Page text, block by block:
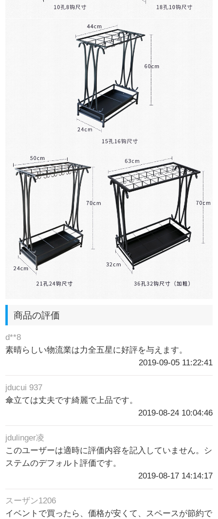
商品の評価
d**8
素晴らしい物流業は力全五星に好評を与えます。
2019-09-05 11:22:41
jducui 937
傘立ては丈夫です綺麗で上品です。
2019-08-24 10:04:46
jdulinger凌
このユーザーは適時に評価内容を記入していません。シ
ステムのデフォルト評価です。
2019-08-17 14:14:17
スーザン1206
イベントで買ったら、価格が安くて、スペースが節約で